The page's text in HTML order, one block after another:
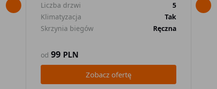
Liczba drzwi
5
Klimatyzacja
Tak
Skrzynia biegów
Ręczna
od 99 PLN
Zobacz ofertę